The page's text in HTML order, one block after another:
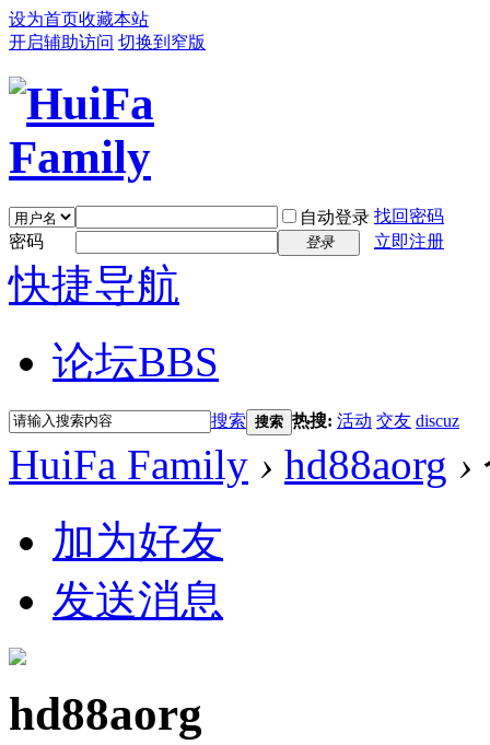
设为首页收藏本站
开启辅助访问 切换到窄版
自动登录 找回密码
密码
登录 立即注册
快捷导航
论坛BBS
搜索 搜索 热搜: 活动 交友 discuz
HuiFa Family › hd88aorg ›
加为好友
发送消息
hd88aorg